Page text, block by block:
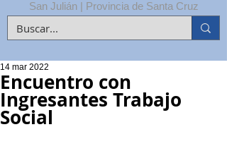
San Julián | Provincia de Santa Cruz
Encuentro con
Ingresantes Trabajo
Social
14 mar 2022